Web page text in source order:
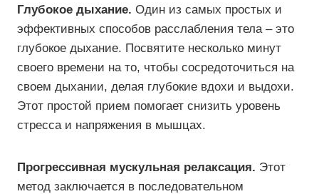
Глубокое дыхание. Один из самых простых и
эффективных способов расслабления тела – это
глубокое дыхание. Посвятите несколько минут
своего времени на то, чтобы сосредоточиться на
своем дыхании, делая глубокие вдохи и выдохи.
Этот простой прием помогает снизить уровень
стресса и напряжения в мышцах.
Прогрессивная мускульная релаксация. Этот
метод заключается в последовательном